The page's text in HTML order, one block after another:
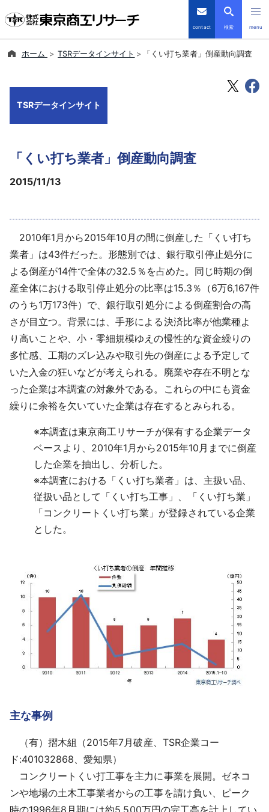
contact 検索 menu
TSR-PLUS
優良企業サイト
商品・サービス
導入事例
採用情報
よくあるご質問
English
ホーム TSRデータインサイト 「くい打ち業者」倒産動向調査
TSRデータインサイト
「くい打ち業者」倒産動向調査
2015/11/13
2010年1月から2015年10月の間に倒産した「くい打ち
業者」は43件だった。形態別では、銀行取引停止処分に
よる倒産が14件で全体の32.5％を占めた。同じ時期の倒
産全体における取引停止処分の比率は15.3％（6万6,167件
のうち1万173件）で、銀行取引処分による倒産割合の高
さが目立つ。背景には、手形による決済比率が他業種よ
り高いことや、小・零細規模ゆえの慢性的な資金繰りの
多忙感、工期のズレ込みや取引先の倒産による予定して
いた入金の狂いなどが考えられる。廃業や存在不明とな
った企業は本調査の対象外である。これらの中にも資金
繰りに余裕を欠いていた企業は存在するとみられる。
※本調査は東京商工リサーチが保有する企業データ
ベースより、2010年1月から2015年10月までに倒産
した企業を抽出し、分析した。
※本調査における「くい打ち業者」は、主扱い品、
従扱い品として「くい打ち工事」、「くい打ち業」
「コンクリートくい打ち業」が登録されている企業
とした。
主な事例
（有）摺木組（2015年7月破産、TSR企業コー
ド:401032868、愛知県）
コンクリートくい打工事を主力に事業を展開。ゼネコ
ンや地場の土木工事業者からの工事を請け負い、ピーク